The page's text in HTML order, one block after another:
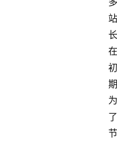
站
长
在
初
期
为
了
节